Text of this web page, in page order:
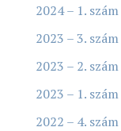
2024 – 1. szám
2023 – 3. szám
2023 – 2. szám
2023 – 1. szám
2022 – 4. szám